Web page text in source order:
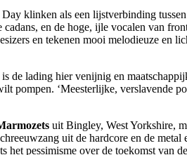
klinken als een lijstverbinding
en de hoge, ijle vocalen van
en tekenen mooi melodieuze en
de lading hier venijnig en
pompen. ‘Meesterlijke, verslavende
uit Bingley, West Yorkshire,
uit de hardcore en de metal
pessimisme over de toekomst van